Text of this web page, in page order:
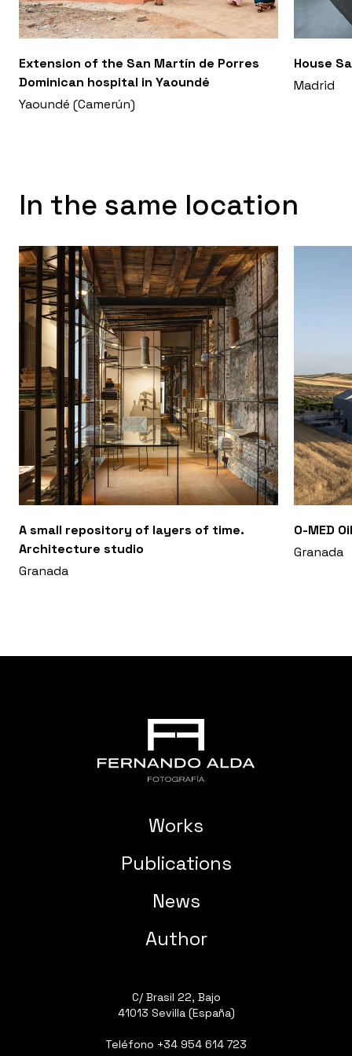
derecha se desciende por una rampa a la pista
deportiva.
Extension of the San Martín de Porres
Dominican hospital in Yaoundé
Yaoundé (Camerún)
House
Madrid
In the same location
A small repository of layers of time.
Architecture studio
Granada
O-MED
Granada
Works
Publications
News
Author
C/ Brasil 22, Bajo
41013 Sevilla (España)
Teléfono +34 954 614 723